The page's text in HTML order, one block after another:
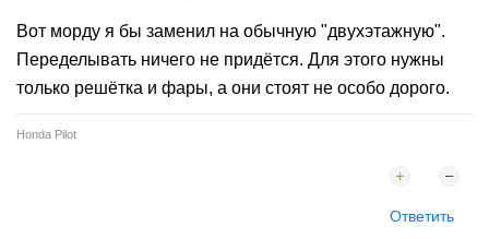
Вот морду я бы заменил на обычную "двухэтажную".
Переделывать ничего не придётся. Для этого нужны
только решётка и фары, а они стоят не особо дорого.
Honda Pilot
Ответить